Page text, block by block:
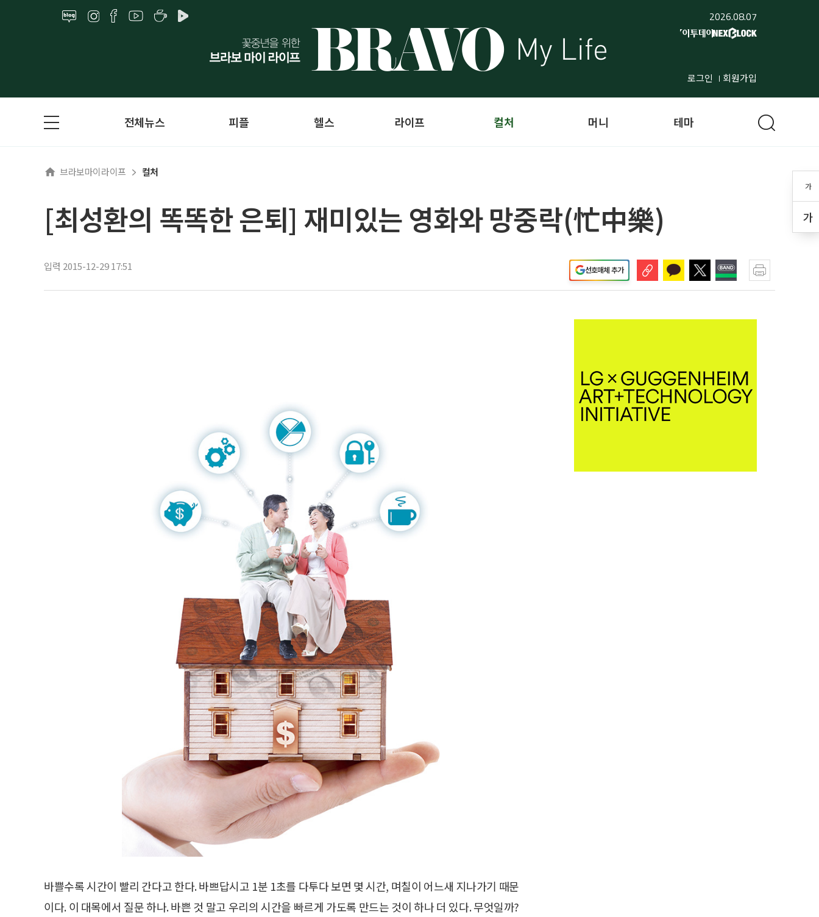
2026.08.07
로그인 회원가입
가
가
전체뉴스 피플 헬스 라이프 컬처 머니 테마
브라보마이라이프 컬처
[최성환의 똑똑한 은퇴] 재미있는 영화와 망중락(忙中樂)
입력 2015-12-29 17:51 선호매체 추가
바쁠수록 시간이 빨리 간다고 한다. 바쁘답시고 1분 1초를 다투다 보면 몇 시간, 며칠이 어느새 지나가기 때문
이다. 이 대목에서 질문 하나. 바쁜 것 말고 우리의 시간을 빠르게 가도록 만드는 것이 하나 더 있다. 무엇일까?